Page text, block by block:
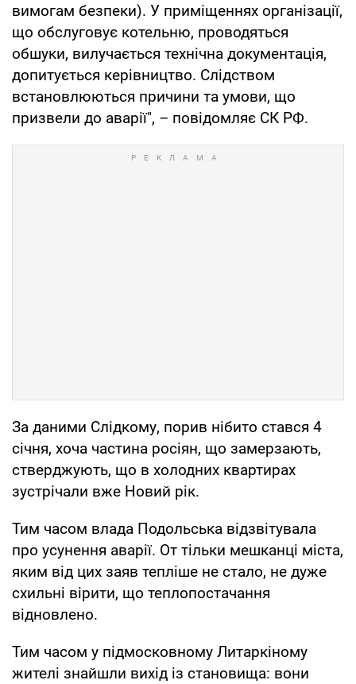
вимогам безпеки). У приміщеннях організації,
що обслуговує котельню, проводяться
обшуки, вилучається технічна документація,
допитується керівництво. Слідством
встановлюються причини та умови, що
призвели до аварії", – повідомляє СК РФ.
За даними Слідкому, порив нібито стався 4
січня, хоча частина росіян, що замерзають,
стверджують, що в холодних квартирах
зустрічали вже Новий рік.
Тим часом влада Подольська відзвітувала
про усунення аварії. От тільки мешканці міста,
яким від цих заяв тепліше не стало, не дуже
схильні вірити, що теплопостачання
відновлено.
Тим часом у підмосковному Литаркіному
жителі знайшли вихід із становища: вони